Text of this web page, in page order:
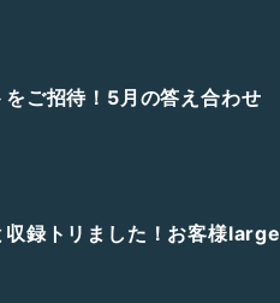
ご招待！5月の答え合わせ
収録トリました！お客様large